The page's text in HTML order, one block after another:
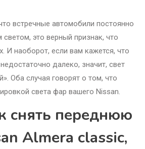
встречные автомобили постоянно
это верный признак, что
И наоборот, если вам кажется, что
далеко, значит, свет
Оба случая говорят о том, что
света фар вашего Nissan.
снять переднюю
Almera classic,